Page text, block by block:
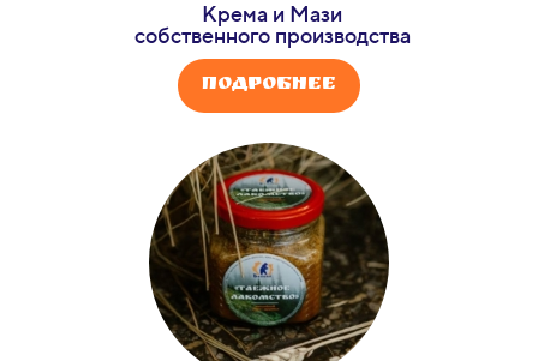
Крема и Мази
собственного производства
Подробнее